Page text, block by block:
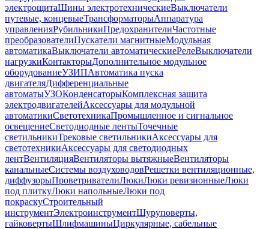
электрощитаШины электротехническиеВыключатели
путевые, концевыеТрансформаторыАппаратура
управленияРубильникиПредохранителиЧастотные
преобразователиПускатели магнитныеМодульная
автоматикаВыключатели автоматическиеРелеВыключатели
нагрузкиКонтакторыДополнительное модульное
оборудованиеУЗИПАвтоматика пуска
двигателяДифференциальные
автоматыУЗОКонденсаторыКомплексная защита
электродвигателейАксессуары для модульной
автоматикиСветотехникаПромышленное и сигнальное
освещениеСветодиодные лентыТочечные
светильникиТрековые светильникиАксессуары для
светотехникиАксессуары для светодиодных
лентВентиляцияВентиляторы вытяжныеВентиляторы
канальныеСистемы воздуховодовРешетки вентиляционные,
диффузорыПроветривателиЛюкиЛюки ревизионныеЛюки
под плиткуЛюки напольныеЛюки под
покраскуСтроительный
инструментЭлектроинструментШуруповерты,
гайковертыШлифмашиныЦиркулярные, сабельные